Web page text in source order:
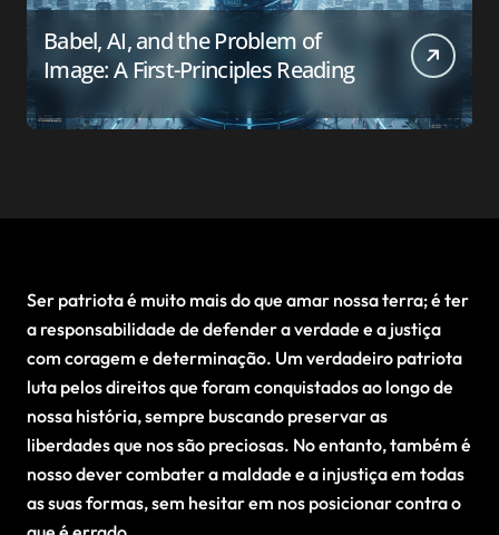
Babel, AI, and the Problem of
Image: A First-Principles Reading
Ser patriota é muito mais do que amar nossa terra; é ter
a responsabilidade de defender a verdade e a justiça
com coragem e determinação. Um verdadeiro patriota
luta pelos direitos que foram conquistados ao longo de
nossa história, sempre buscando preservar as
liberdades que nos são preciosas. No entanto, também é
nosso dever combater a maldade e a injustiça em todas
as suas formas, sem hesitar em nos posicionar contra o